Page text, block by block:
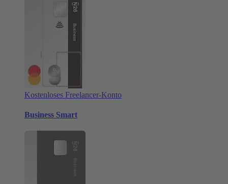
Kostenloses Freelancer-Konto
Business Smart